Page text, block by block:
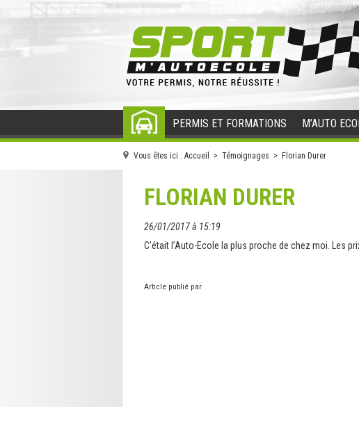
PERMIS ET FORMATIONS M’AUTO
Vous êtes ici : Accueil > Témoignages > Florian Durer
FLORIAN DURER
26/01/2017 à 15:19
C’était l’Auto-Ecole la plus proche de chez moi. Les
Article publié par